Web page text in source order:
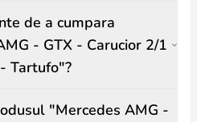
de a cumpara
- GTX - Carucior 2/1
Tartufo"?
"Mercedes AMG -